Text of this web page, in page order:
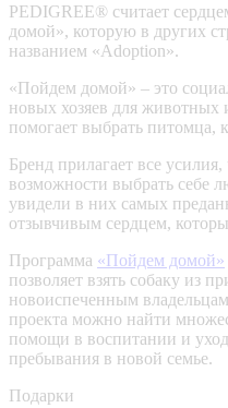
PEDIGREE® считает
домой», которую в других
названием «Adoption».
«Пойдем домой» – это
новых хозяев для
помогает выбрать питомца,
Бренд прилагает все
возможности выбрать себе
увидели в них самых
отзывчивым сердцем,
Программа «Пойдем домой»
позволяет взять собаку из
новоиспеченным
проекта можно найти
помощи в воспитании и
пребывания в новой семье.
Подарки